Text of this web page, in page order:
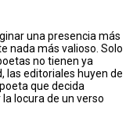
una presencia más
nada más valioso. Solo
no tienen ya
las editoriales huyen de
que decida
locura de un verso